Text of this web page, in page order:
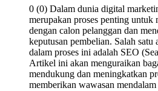
0 (0) Dalam dunia digital
merupakan proses penting untuk
dengan calon pelanggan dan
keputusan pembelian. Salah satu
dalam proses ini adalah SEO
Artikel ini akan menguraikan
mendukung dan meningkatkan
memberikan wawasan